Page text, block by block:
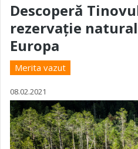
Descoperă
rezervație
Europa
Merita vazut
08.02.2021